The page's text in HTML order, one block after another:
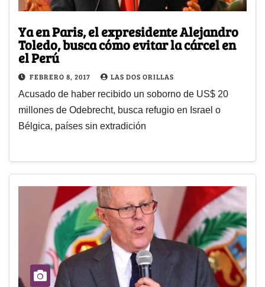
Ya en Paris, el expresidente Alejandro
Toledo, busca cómo evitar la cárcel en
el Perú
FEBRERO 8, 2017 LAS DOS ORILLAS
Acusado de haber recibido un soborno de US$ 20
millones de Odebrecht, busca refugio en Israel o
Bélgica, países sin extradición